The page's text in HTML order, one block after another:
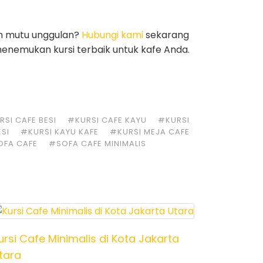
unggulan? Hubungi kamisekarang
kursi terbaik untuk kafe Anda.
CAFE BESI #KURSI CAFE KAYU
#KURSI
#KURSI KAYU KAFE
#KURSI MEJA CAFE
CAFE
#SOFA CAFE MINIMALIS
Cafe Minimalis di Kota Jakarta